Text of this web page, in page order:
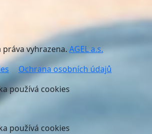
vyhrazena. AGEL a.s.
Ochrana osobních údajů
používá cookies
používá cookies